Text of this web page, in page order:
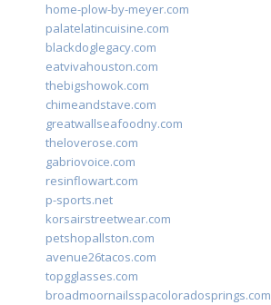
home-plow-by-meyer.com
palatelatincuisine.com
blackdoglegacy.com
eatvivahouston.com
thebigshowok.com
chimeandstave.com
greatwallseafoodny.com
theloverose.com
gabriovoice.com
resinflowart.com
p-sports.net
korsairstreetwear.com
petshopallston.com
avenue26tacos.com
topgglasses.com
broadmoornailsspacoloradosprings.com